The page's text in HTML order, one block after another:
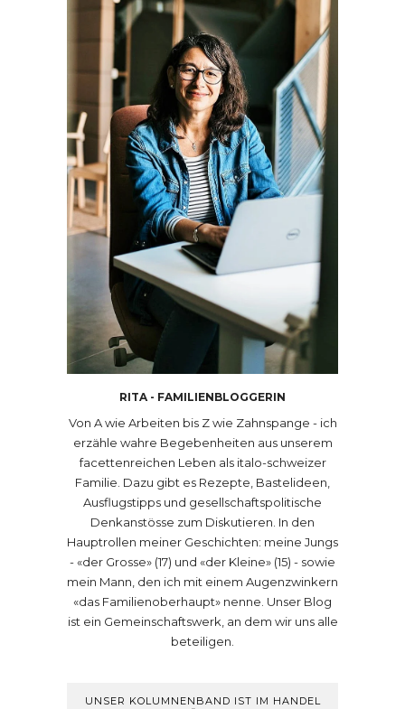
RITA - FAMILIENBLOGGERIN
Von A wie Arbeiten bis Z wie Zahnspange - ich
erzähle wahre Begebenheiten aus unserem
facettenreichen Leben als italo-schweizer
Familie. Dazu gibt es Rezepte, Bastelideen,
Ausflugstipps und gesellschaftspolitische
Denkanstösse zum Diskutieren. In den
Hauptrollen meiner Geschichten: meine Jungs
- «der Grosse» (17) und «der Kleine» (15) - sowie
mein Mann, den ich mit einem Augenzwinkern
«das Familienoberhaupt» nenne. Unser Blog
ist ein Gemeinschaftswerk, an dem wir uns alle
beteiligen.
UNSER KOLUMNENBAND IST IM HANDEL